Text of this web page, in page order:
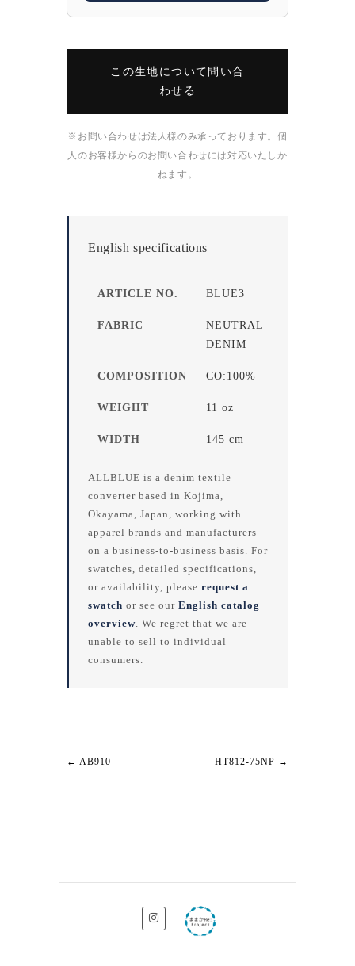
この生地について問い合
わせる
※お問い合わせは法人様のみ承っております。個
人のお客様からのお問い合わせには対応いたしか
ねます。
English specifications
ARTICLE NO. BLUE3
FABRIC
NEUTRAL
DENIM
COMPOSITION CO:100%
WEIGHT 11 oz
WIDTH 145 cm
ALLBLUE is a denim textile
converter based in Kojima,
Okayama, Japan, working with
apparel brands and manufacturers
on a business-to-business basis. For
swatches, detailed specifications,
or availability, please request a
swatch or see our English catalog
overview. We regret that we are
unable to sell to individual
consumers.
← AB910 HT812-75NP →